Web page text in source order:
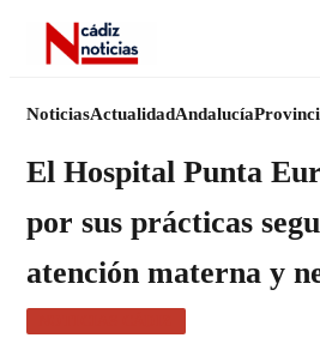
NoticiasActualidadAndalucía
El Hospital Punta
por sus prácticas
atención materna y